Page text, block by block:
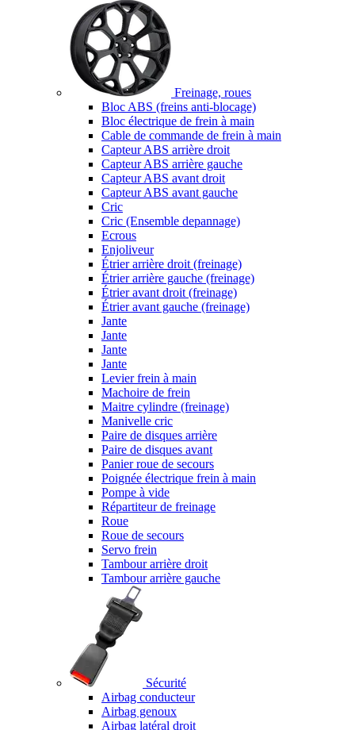
Freinage, roues
Bloc ABS (freins anti-blocage)
Bloc électrique de frein à main
Cable de commande de frein à main
Capteur ABS arrière droit
Capteur ABS arrière gauche
Capteur ABS avant droit
Capteur ABS avant gauche
Cric
Cric (Ensemble depannage)
Ecrous
Enjoliveur
Étrier arrière droit (freinage)
Étrier arrière gauche (freinage)
Étrier avant droit (freinage)
Étrier avant gauche (freinage)
Jante
Jante
Jante
Jante
Levier frein à main
Machoire de frein
Maitre cylindre (freinage)
Manivelle cric
Paire de disques arrière
Paire de disques avant
Panier roue de secours
Poignée électrique frein à main
Pompe à vide
Répartiteur de freinage
Roue
Roue de secours
Servo frein
Tambour arrière droit
Tambour arrière gauche
Sécurité
Airbag conducteur
Airbag genoux
Airbag latéral droit